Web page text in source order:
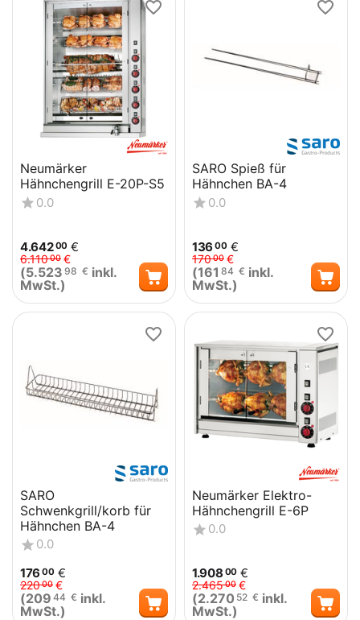
Neumärker
Hähnchengrill E-20P-S5
0.0
4.64200 €
6.11000 €
(5.523 98 € inkl.
MwSt.)
SARO Spieß für
Hähnchen BA-4
0.0
136 00 €
17000 €
(161 84 € inkl.
MwSt.)
SARO
Schwenkgrill/korb für
Hähnchen BA-4
0.0
176 00 €
22000 €
(209 44 € inkl.
MwSt.)
Neumärker Elektro-
Hähnchengrill E-6P
0.0
1.908 00 €
2.46500 €
(2.270 52 € inkl.
MwSt.)